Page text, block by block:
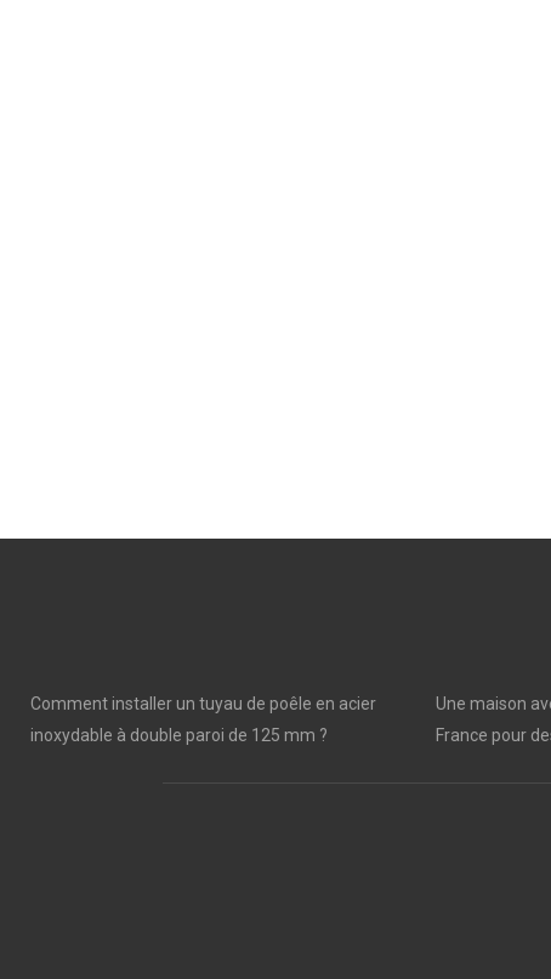
Comment installer un tuyau de poêle en acier
inoxydable à double paroi de 125 mm ?
Une maison
France pour